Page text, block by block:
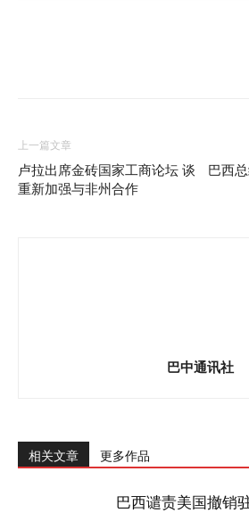
上一篇文章
卢拉出席金砖国家工商论坛 谈
重新加强与非州合作
巴西
巴中通讯社
相关文章 更多作品
巴西谴责美国撤销